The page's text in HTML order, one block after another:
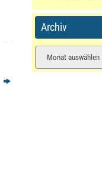
Archiv
Archiv